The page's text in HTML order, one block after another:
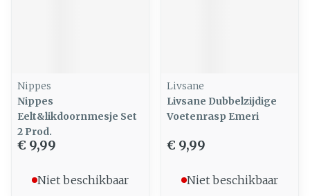
Nippes
Nippes
Eelt&likdoornmesje Set
2 Prod.
€ 9,99
Niet beschikbaar
Livsane
Livsane Dubbelzijdige
Voetenrasp Emeri
€ 9,99
Niet beschikbaar